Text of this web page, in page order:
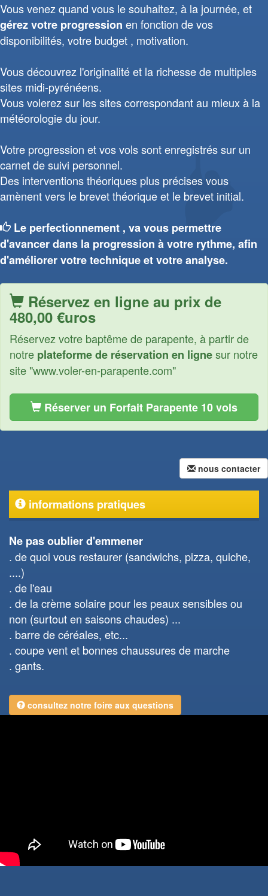
Vous venez quand vous le souhaitez, à la journée, et
gérez votre progression en fonction de vos
disponibilités, votre budget , motivation.
Vous découvrez l'originalité et la richesse de multiples
sites midi-pyrénéens.
Vous volerez sur les sites correspondant au mieux à la
météorologie du jour.
Votre progression et vos vols sont enregistrés sur un
carnet de suivi personnel.
Des interventions théoriques plus précises vous
amènent vers le brevet théorique et le brevet initial.
Le perfectionnement , va vous permettre
d'avancer dans la progression à votre rythme, afin
d'améliorer votre technique et votre analyse.
Réservez en ligne au prix de
480,00 €uros
Réservez votre baptême de parapente, à partir de
notre plateforme de réservation en lignesur notre
site "www.voler-en-parapente.com"
Réserver un Forfait Parapente 10 vols
nous contacter
informations pratiques
Ne pas oublier d'emmener
de quoi vous restaurer (sandwichs, pizza, quiche,
....)
de l'eau
de la crème solaire pour les peaux sensibles ou
non (surtout en saisons chaudes) ...
barre de céréales, etc...
coupe vent et bonnes chaussures de marche
gants.
consultez notre foire aux questions